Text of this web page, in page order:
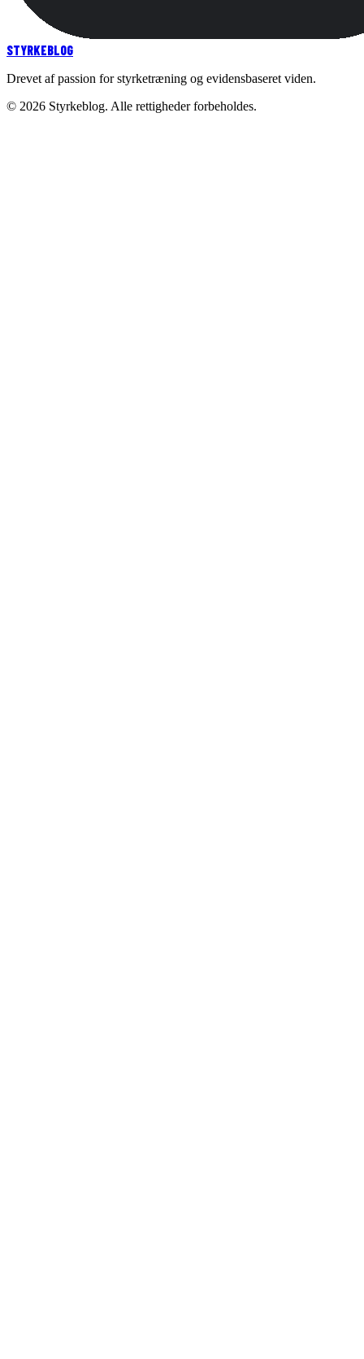
STYRKEBLOG
Drevet af passion for styrketræning og evidensbaseret viden.
© 2026 Styrkeblog. Alle rettigheder forbeholdes.